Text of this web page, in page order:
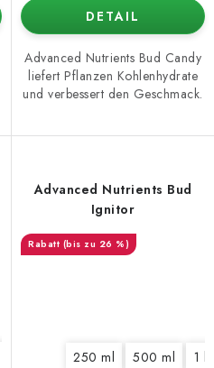
DETAIL
Advanced Nutrients Bud Candy
liefert Pflanzen Kohlenhydrate
und verbessert den Geschmack.
10 l 20 l
Advanced Nutrients Bud
Ignitor
(bis zu 26 %)
250 ml 500 ml 1 l